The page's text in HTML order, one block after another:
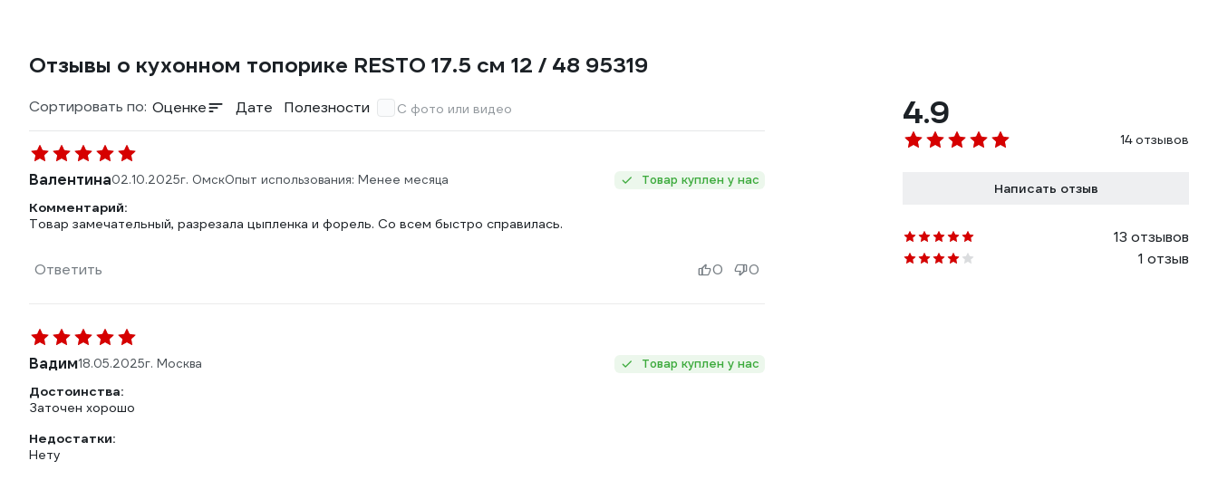
Отзывы о кухонном топорике RESTO 17.5 см 12 / 48 95319
Сортировать по: Оценке Дате Полезности С фото или видео
Валентина02.10.2025г. ОмскОпыт использования: Менее месяца Товар куплен у нас
Комментарий:
Товар замечательный, разрезала цыпленка и форель. Со всем быстро справилась.
Ответить 0 0
Вадим18.05.2025г. Москва Товар куплен у нас
Достоинства:
Заточен хорошо
Недостатки:
Нету
4.9
14 отзывов
Написать отзыв
13 отзывов
1 отзыв